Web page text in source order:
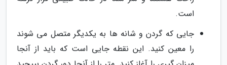
است.
جایی که گردن و شانه ها به یکدیگر متصل می شوند
را معین کنید. این نقطه جایی است که باید از آنجا